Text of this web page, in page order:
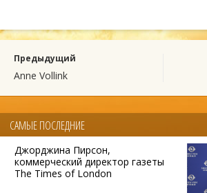
Предыдущий
Anne Vollink
САМЫЕ ПОСЛЕДНИЕ
Джорджина Пирсон,
коммерческий директор газеты
The Times of London